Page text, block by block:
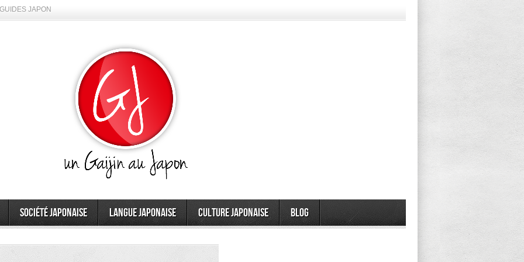
GUIDES JAPON
Société japonaise Langue japonaise Culture japonaise Blog